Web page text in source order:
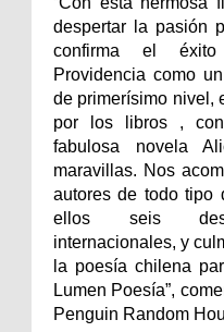
despertar la pasión
confirma el
Providencia como
de primerísimo nivel,
por los libros ,
fabulosa novela
maravillas. Nos
autores de todo tipo
ellos seis
internacionales, y
la poesía chilena
Lumen Poesía”,
Penguin Random